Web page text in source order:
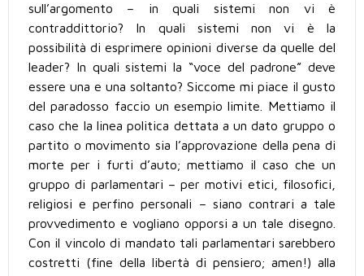
sull’argomento – in quali sistemi non vi è
contraddittorio? In quali sistemi non vi è la
possibilità di esprimere opinioni diverse da quelle del
leader? In quali sistemi la “voce del padrone” deve
essere una e una soltanto? Siccome mi piace il gusto
del paradosso faccio un esempio limite. Mettiamo il
caso che la linea politica dettata a un dato gruppo o
partito o movimento sia l’approvazione della pena di
morte per i furti d’auto; mettiamo il caso che un
gruppo di parlamentari – per motivi etici, filosofici,
religiosi e perfino personali – siano contrari a tale
provvedimento e vogliano opporsi a un tale disegno.
Con il vincolo di mandato tali parlamentari sarebbero
costretti (fine della libertà di pensiero; amen!) alla